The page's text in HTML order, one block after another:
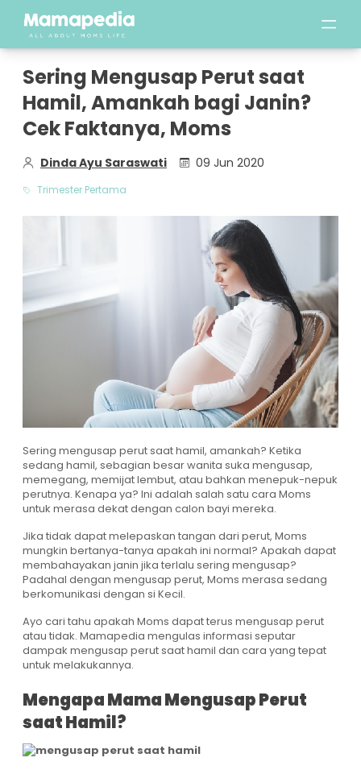
Sering Mengusap Perut saat
Hamil, Amankah bagi Janin?
Cek Faktanya, Moms
Dinda Ayu Saraswati 09 Jun 2020
Trimester Pertama
Sering mengusap perut saat hamil, amankah? Ketika
sedang hamil, sebagian besar wanita suka mengusap,
memegang, memijat lembut, atau bahkan menepuk-nepuk
perutnya. Kenapa ya? Ini adalah salah satu cara Moms
untuk merasa dekat dengan calon bayi mereka.
Jika tidak dapat melepaskan tangan dari perut, Moms
mungkin bertanya-tanya apakah ini normal? Apakah dapat
membahayakan janin jika terlalu sering mengusap?
Padahal dengan mengusap perut, Moms merasa sedang
berkomunikasi dengan si Kecil.
Ayo cari tahu apakah Moms dapat terus mengusap perut
atau tidak. Mamapedia mengulas informasi seputar
dampak mengusap perut saat hamil dan cara yang tepat
untuk melakukannya.
Mengapa Mama Mengusap Perut
saat Hamil?